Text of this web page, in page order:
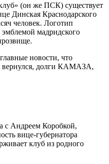
(он же ПСК) существует
Динская Краснодарского
человек. Логотип
мадридского
с Андреем Коробкой,
вице-губернатора
клуб из родного